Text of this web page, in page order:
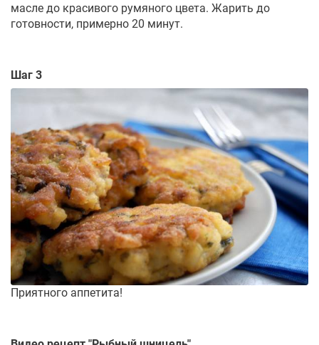
масле до красивого румяного цвета. Жарить до
готовности, примерно 20 минут.
Шаг 3
Приятного аппетита!